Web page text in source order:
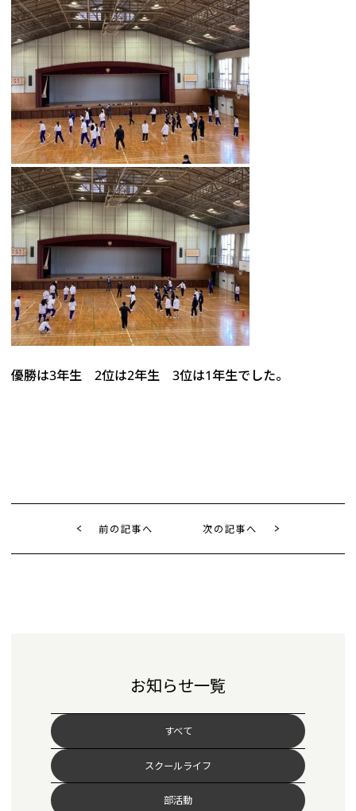
優勝は3年生 2位は2年生 3位は1年生でした。
前の記事へ 次の記事へ
お知らせ一覧
すべて
スクールライフ
部活動